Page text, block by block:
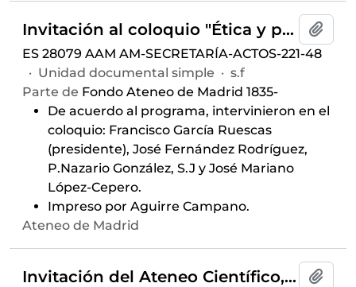
Invitación al coloquio "Ética y publicidad", celebrado el 4 de febrero de 1966 en el Salón de Actos del Ateneo de Madrid
ES 28079 AAM AM-SECRETARÍA-ACTOS-221-48
· Unidad documental simple · s.f
Parte de Fondo Ateneo de Madrid 1835-
De acuerdo al programa, intervinieron en el
coloquio: Francisco García Ruescas
(presidente), José Fernández Rodríguez,
P.Nazario González, S.J y José Mariano
López-Cepero.
Impreso por Aguirre Campano.
Ateneo de Madrid
Invitación del Ateneo Científico, Artístico y Literario a la conferencia "Delmira Agustini y Alfonsina Storni: dos destinos trágicos" ofrecida por Angelina Gatell, celebrada el 20 de marzo de 1964 en el Salón de Actos con motivo del XXV Aniversario de la muerte de Alfonsina Storni y el L Aniversario de la muerte de Delmira Agustini y auspiciada por el Aula de Poesía